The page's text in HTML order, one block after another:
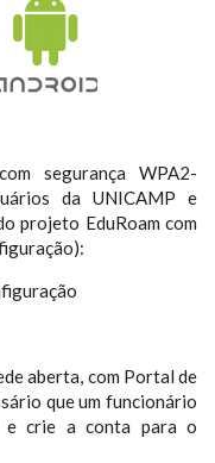
segurança WPA2-
da UNICAMP e
projeto EduRoam com
aberta, com Portal de
que um funcionário
e crie a conta para o